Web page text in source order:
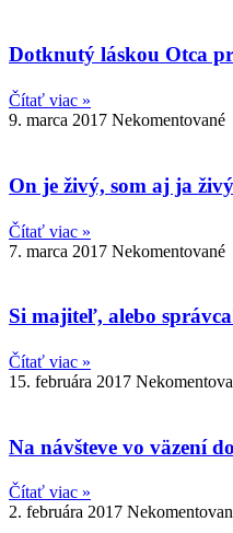
Dotknutý láskou Otca
Čítať viac »
9. marca 2017 Nekomentované
On je živý, som aj ja
Čítať viac »
7. marca 2017 Nekomentované
Si majiteľ, alebo
Čítať viac »
15. februára 2017
Na návšteve vo väzení
Čítať viac »
2. februára 2017